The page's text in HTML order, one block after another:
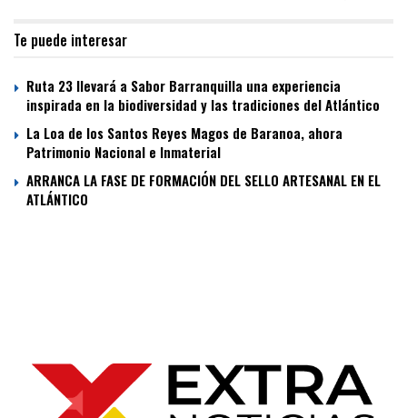
Te puede interesar
Ruta 23 llevará a Sabor Barranquilla una experiencia
inspirada en la biodiversidad y las tradiciones del Atlántico
La Loa de los Santos Reyes Magos de Baranoa, ahora
Patrimonio Nacional e Inmaterial
ARRANCA LA FASE DE FORMACIÓN DEL SELLO ARTESANAL EN EL
ATLÁNTICO